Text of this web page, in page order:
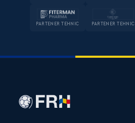
PARTENER TEHNIC PARTENER TEHNIC